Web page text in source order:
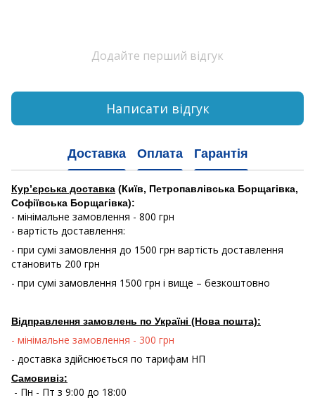
Додайте перший відгук
Написати відгук
Доставка Оплата Гарантія
Кур’єрська доставка (Київ, Петропавлівська Борщагівка,
Софіївська Борщагівка):
- мінімальне замовлення - 800 грн
- вартість доставлення:
- при сумі замовлення до 1500 грн вартість доставлення
становить 200 грн
- при сумі замовлення 1500 грн і вище – безкоштовно
Відправлення замовлень по Україні (Нова пошта):
- мінімальне замовлення - 300 грн
- доставка здійснюється по тарифам НП
Самовивіз:
- Пн - Пт з 9:00 до 18:00